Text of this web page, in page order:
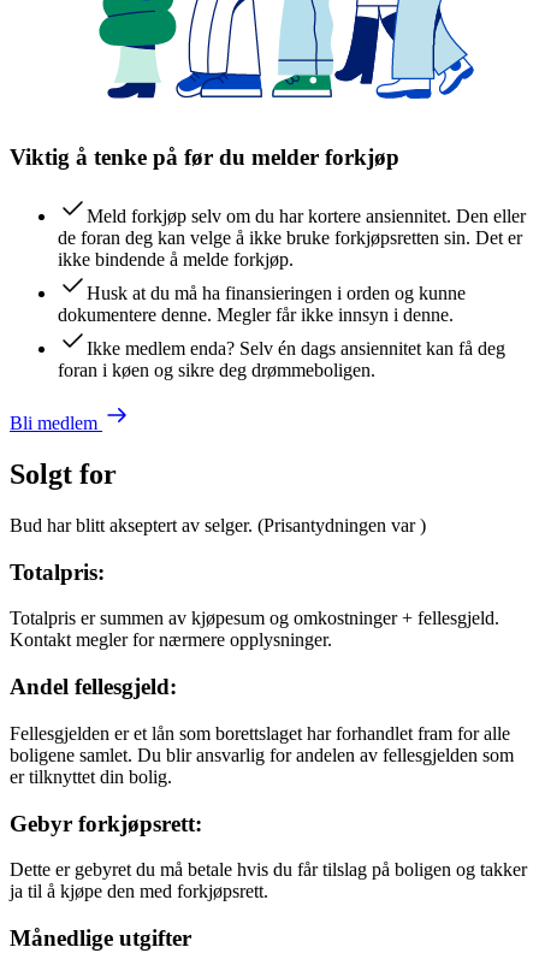
Viktig å tenke på før du melder forkjøp
Meld forkjøp selv om du har kortere ansiennitet. Den eller
de foran deg kan velge å ikke bruke forkjøpsretten sin. Det er
ikke bindende å melde forkjøp.
Husk at du må ha finansieringen i orden og kunne
dokumentere denne. Megler får ikke innsyn i denne.
Ikke medlem enda? Selv én dags ansiennitet kan få deg
foran i køen og sikre deg drømmeboligen.
Bli medlem
Solgt for
Bud har blitt akseptert av selger. (Prisantydningen var)
Totalpris:
Totalpris er summen av kjøpesum og omkostninger + fellesgjeld.
Kontakt megler for nærmere opplysninger.
Andel fellesgjeld:
Fellesgjelden er et lån som borettslaget har forhandlet fram for alle
boligene samlet. Du blir ansvarlig for andelen av fellesgjelden som
er tilknyttet din bolig.
Gebyr forkjøpsrett:
Dette er gebyret du må betale hvis du får tilslag på boligen og takker
ja til å kjøpe den med forkjøpsrett.
Månedlige utgifter